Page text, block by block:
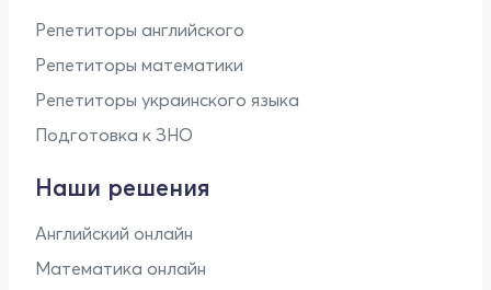
Репетиторы английского
Репетиторы математики
Репетиторы украинского языка
Подготовка к ЗНО
Наши решения
Английский онлайн
Математика онлайн